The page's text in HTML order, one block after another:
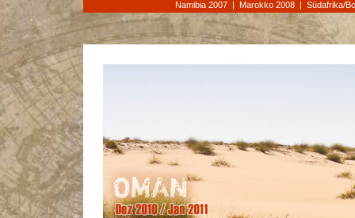
Namibia 2007| Marokko 2008| Südafrika/